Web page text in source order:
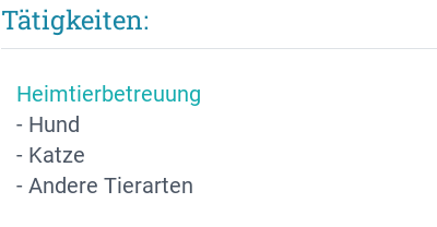
Tätigkeiten:
Heimtierbetreuung
- Hund
- Katze
- Andere Tierarten